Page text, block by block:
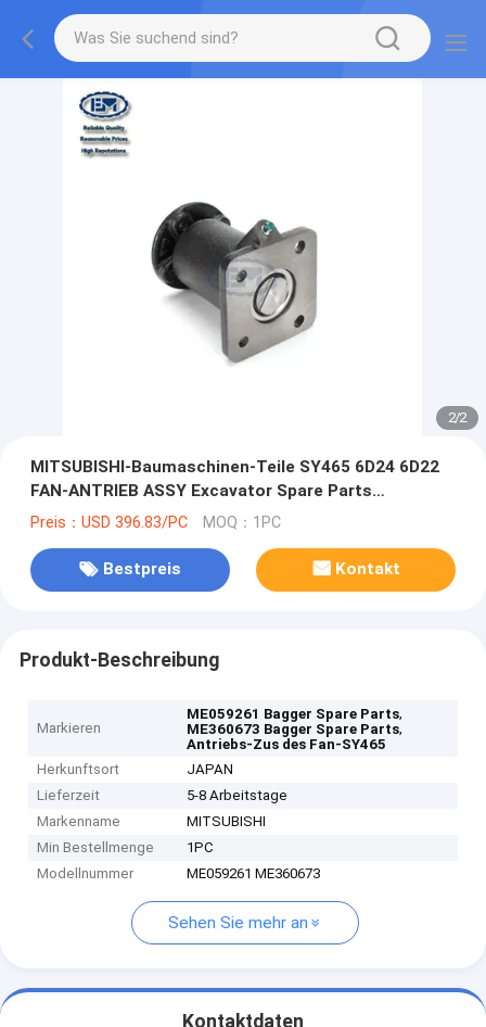
2/2
MITSUBISHI-Baumaschinen-Teile SY465 6D24 6D22
FAN-ANTRIEB ASSY Excavator Spare Parts
ME059261 ME360673
Preis：USD 396.83/PC MOQ：1PC
Bestpreis Kontakt
Produkt-Beschreibung
Markieren
ME059261 Bagger Spare Parts,
ME360673 Bagger Spare Parts,
Antriebs-Zus des Fan-SY465
Herkunftsort
JAPAN
Lieferzeit
5-8 Arbeitstage
Markenname
MITSUBISHI
Min Bestellmenge
1PC
Modellnummer
ME059261 ME360673
Sehen Sie mehr an
Kontaktdaten